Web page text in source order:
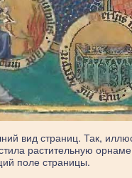
вид страниц. Так,
растительную
поле страницы.